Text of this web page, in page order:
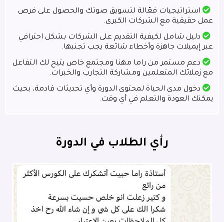
استراتيجيات فعّالة لتسويق صوتك والحصول على فرص
عمل حقيقية مع الشركات الكبرى.
دليل شامل لكيفية التقديم على الشركات بشكل احترافي
عبر إيميلات جاهزة وأخطاء شائعة يجب تجنبها.
دعم مستمر من راما مهنا ومجتمع خاص يتيح لك التفاعل
مع زملائك المتعلمين ومشاركة التجارب والخبرات.
دخول مدى الحياة لمحتوى الدورة وأي تحديثات قادمة، بحيث
يمكنك العودة والتعلم في أي وقت.
رأي الطلاب في الدورة